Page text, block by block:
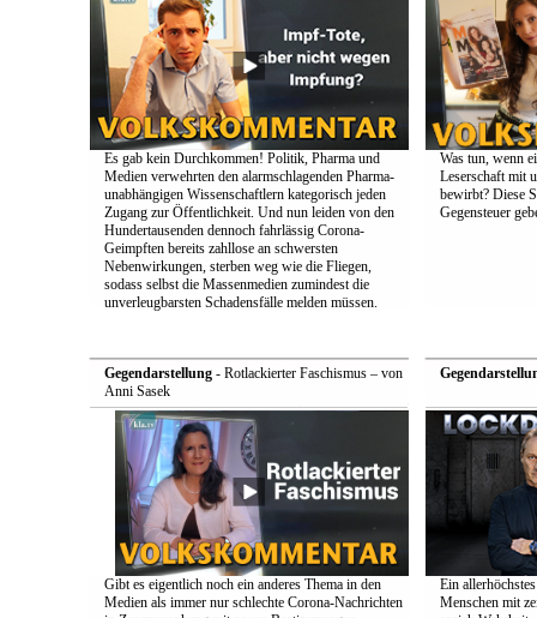
Es gab kein Durchkommen! Politik, Pharma und
Medien verwehrten den alarmschlagenden Pharma-
unabhängigen Wissenschaftlern kategorisch jeden
Zugang zur Öffentlichkeit. Und nun leiden von den
Hundertausenden dennoch fahrlässig Corona-
Geimpften bereits zahllose an schwersten
Nebenwirkungen, sterben weg wie die Fliegen,
sodass selbst die Massenmedien zumindest die
unverleugbarsten Schadensfälle melden müssen.
Was tun, wenn
Leserschaft mit
bewirbt? Diese
Gegensteuer
Gegendarstellung- Rotlackierter Faschismus – von
Anni Sasek
Gibt es eigentlich noch ein anderes Thema in den
Medien als immer nur schlechte Corona-Nachrichten
Ein
Menschen mit